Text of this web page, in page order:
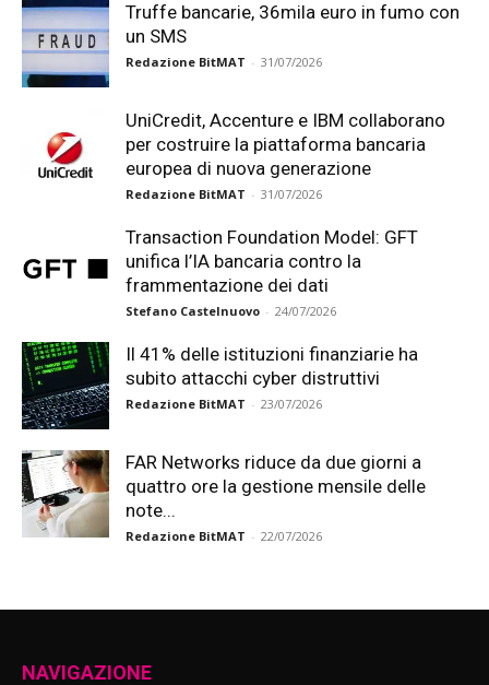
Truffe bancarie, 36mila euro in fumo con
un SMS
Redazione BitMAT - 31/07/2026
UniCredit, Accenture e IBM collaborano
per costruire la piattaforma bancaria
europea di nuova generazione
Redazione BitMAT - 31/07/2026
Transaction Foundation Model: GFT
unifica l’IA bancaria contro la
frammentazione dei dati
Stefano Castelnuovo - 24/07/2026
Il 41% delle istituzioni finanziarie ha
subito attacchi cyber distruttivi
Redazione BitMAT - 23/07/2026
FAR Networks riduce da due giorni a
quattro ore la gestione mensile delle
note...
Redazione BitMAT - 22/07/2026
NAVIGAZIONE